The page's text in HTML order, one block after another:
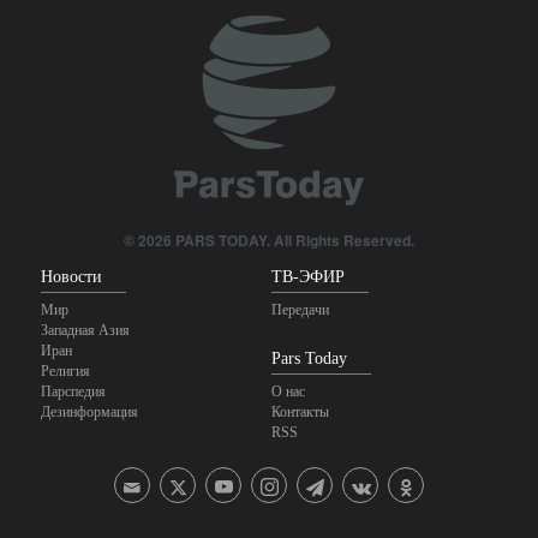
между Ираном и Ираком
© 2026 PARS TODAY. All Rights Reserved.
Новости
Мир
Западная Азия
Иран
Религия
Парспедия
Дезинформация
ТВ-ЭФИР
Передачи
Pars Today
О нас
Контакты
RSS